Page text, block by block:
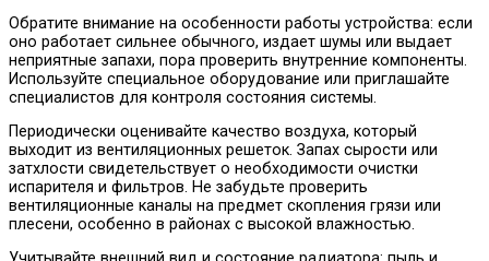
Обратите внимание на особенности работы устройства: если
оно работает сильнее обычного, издает шумы или выдает
неприятные запахи, пора проверить внутренние компоненты.
Используйте специальное оборудование или приглашайте
специалистов для контроля состояния системы.
Периодически оценивайте качество воздуха, который
выходит из вентиляционных решеток. Запах сырости или
затхлости свидетельствует о необходимости очистки
испарителя и фильтров. Не забудьте проверить
вентиляционные каналы на предмет скопления грязи или
плесени, особенно в районах с высокой влажностью.